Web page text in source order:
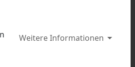
e.V.
Weitere Informationen